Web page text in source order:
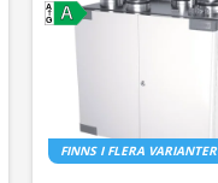
FINNS I FLERA VARIANTER
A
A
G